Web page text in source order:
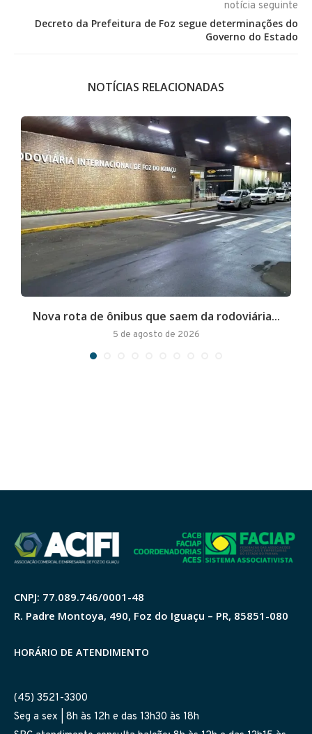
notícia seguinte
Decreto da Prefeitura de Foz segue determinações do
Governo do Estado
NOTÍCIAS RELACIONADAS
Nova rota de ônibus que saem da rodoviária...
5 de agosto de 2026
CNPJ: 77.089.746/0001-48
R. Padre Montoya, 490, Foz do Iguaçu – PR, 85851-080
HORÁRIO DE ATENDIMENTO
(45) 3521-3300
Seg a sex | 8h às 12h e das 13h30 às 18h